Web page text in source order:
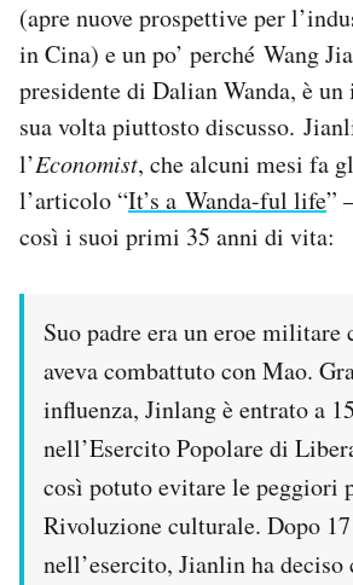
(apre nuove prospettive per
in Cina) e un po’ perché Wang
presidente di Dalian Wanda, è
sua volta piuttosto discusso.
l’Economist, che alcuni mesi fa
l’articolo “It’s a Wanda-ful life”
così i suoi primi 35 anni di vita:
Suo padre era un eroe militare
aveva combattuto con Mao.
influenza, Jinlang è entrato a
nell’Esercito Popolare di
così potuto evitare le peggiori
Rivoluzione culturale. Dopo
nell’esercito, Jianlin ha